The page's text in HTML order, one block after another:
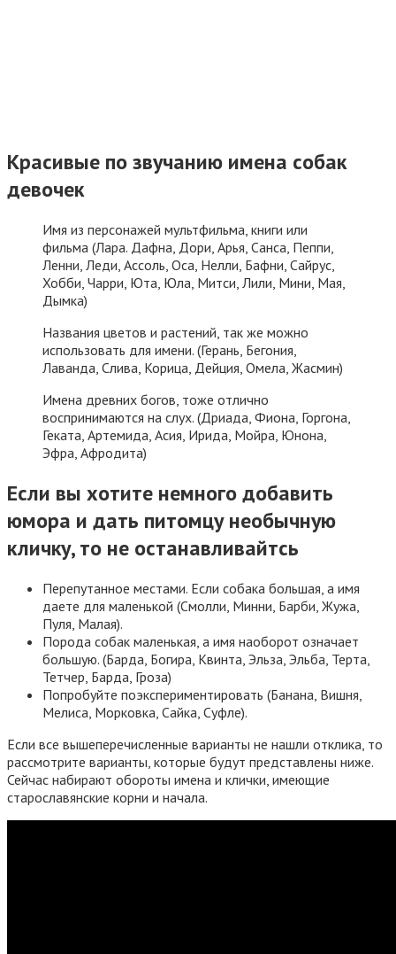
Красивые по звучанию имена собак
девочек
Имя из персонажей мультфильма, книги или
фильма (Лара. Дафна, Дори, Арья, Санса, Пеппи,
Ленни, Леди, Ассоль, Оса, Нелли, Бафни, Сайрус,
Хобби, Чарри, Юта, Юла, Митси, Лили, Мини, Мая,
Дымка)
Названия цветов и растений, так же можно
использовать для имени. (Герань, Бегония,
Лаванда, Слива, Корица, Дейция, Омела, Жасмин)
Имена древних богов, тоже отлично
воспринимаются на слух. (Дриада, Фиона, Горгона,
Геката, Артемида, Асия, Ирида, Мойра, Юнона,
Эфра, Афродита)
Если вы хотите немного добавить
юмора и дать питомцу необычную
кличку, то не останавливайтсь
Перепутанное местами. Если собака большая, а имя
даете для маленькой (Смолли, Минни, Барби, Жужа,
Пуля, Малая).
Порода собак маленькая, а имя наоборот означает
большую. (Барда, Богира, Квинта, Эльза, Эльба, Терта,
Тетчер, Барда, Гроза)
Попробуйте поэкспериментировать (Банана, Вишня,
Мелиса, Морковка, Сайка, Суфле).
Если все вышеперечисленные варианты не нашли отклика, то
рассмотрите варианты, которые будут представлены ниже.
Сейчас набирают обороты имена и клички, имеющие
старославянские корни и начала.